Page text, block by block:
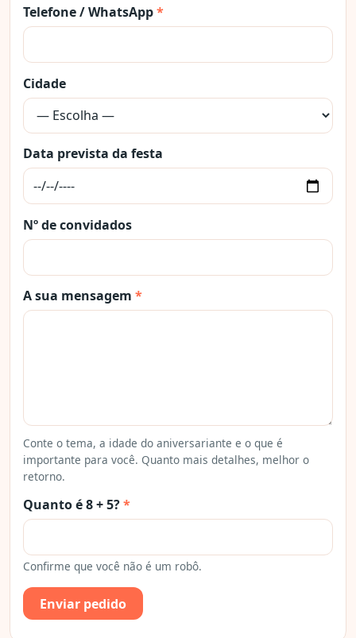
Telefone / WhatsApp*
Cidade
Data prevista da festa
Nº de convidados
A sua mensagem *
Conte o tema, a idade do aniversariante e o que é
importante para você. Quanto mais detalhes, melhor o
retorno.
Quanto é 8 + 5?*
Confirme que você não é um robô.
Enviar pedido